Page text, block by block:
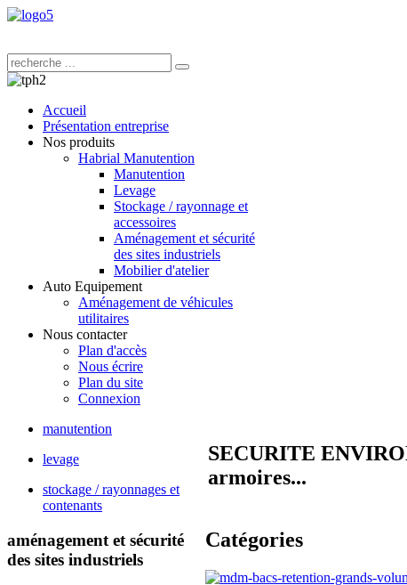
Accueil
Présentation entreprise
Nos produits
Habrial Manutention
Manutention
Levage
Stockage / rayonnage et
accessoires
Aménagement et sécurité
des sites industriels
Mobilier d'atelier
Auto Equipement
Aménagement de véhicules
utilitaires
Nous contacter
Plan d'accès
Nous écrire
Plan du site
Connexion
SECURITE
armoires...
Catégories
manutention
levage
stockage / rayonnages et
contenants
aménagement et sécurité
des sites industriels